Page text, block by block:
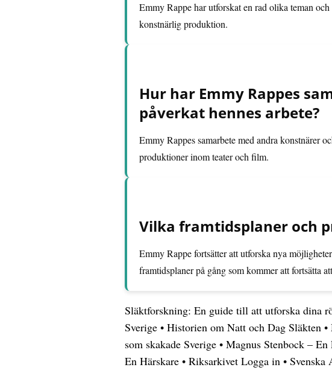
Emmy Rappe har utforskat en rad olika teman
konstnärlig produktion.
Hur har Emmy Rappes
påverkat hennes arbete?
Emmy Rappes samarbete med andra konstnärer
produktioner inom teater och film.
Vilka framtidsplaner och
Emmy Rappe fortsätter att utforska nya
framtidsplaner på gång som kommer att fortsätta
Släktforskning: En guide till att utforska dina
Sverige • Historien om Natt och Dag Släkten •
som skakade Sverige • Magnus Stenbock –
En Härskare • Riksarkivet Logga in •